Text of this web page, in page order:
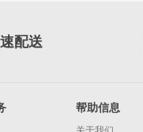
配送
帮助信息